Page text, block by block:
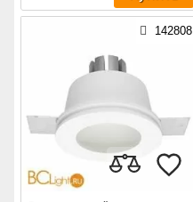
142808